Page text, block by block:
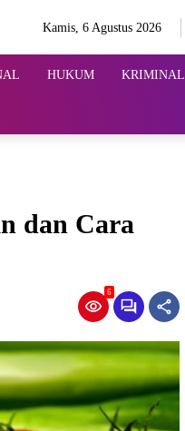
Kamis, 6 Agustus 2026
HUKUM KRIMINAL
dan Cara
6